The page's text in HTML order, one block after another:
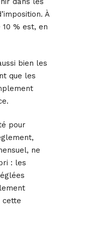
À
% est, en
bien les
que les
pour
ne
: les
cette